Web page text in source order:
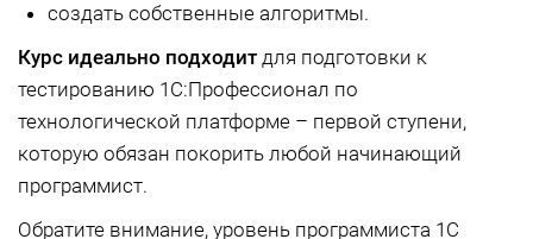
создать собственные алгоритмы.
Курс идеально подходитдля подготовки к
тестированию 1С:Профессионал по
технологической платформе – первой ступени,
которую обязан покорить любой начинающий
программист.
Обратите внимание, уровень программиста 1С